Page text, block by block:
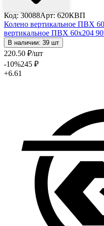
Код: 30088Арт: 620КВП
Колено вертикальное ПВХ
вертикальное ПВХ 60х204
В наличии: 39 шт
220.50 ₽/шт
-10%245 ₽
+6.61